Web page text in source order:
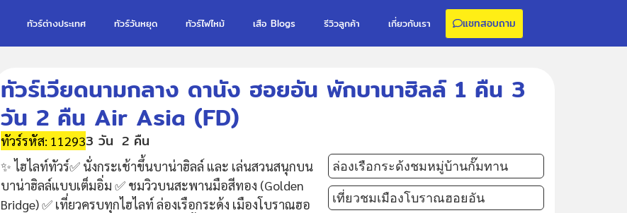
ทัวร์ต่างประเทศ ทัวร์วันหยุด ทัวร์ไฟไหม้ เสือ Blogs รีวิวลูกค้า เกี่ยวกับเรา แชทสอบถาม
ทัวร์เวียดนามกลาง ดานัง ฮอยอัน พักบานาฮิลล์ 1 คืน 3
วัน 2 คืน Air Asia (FD)
ทัวร์รหัส: 112933 วัน 2 คืน
✨ ไฮไลท์ทัวร์✅ นั่งกระเช้าขึ้นบาน่าฮิลล์ และ เล่นสวนสนุกบน
บาน่าฮิลล์แบบเต็มอิ่ม ✅ ชมวิวบนสะพานมือสีทอง (Golden
Bridge) ✅ เที่ยวครบทุกไฮไลท์ ล่องเรือกระด้ง เมืองโบราณฮอ
ล่องเรือกระด้งชมหมู่บ้านกั๊มทาน
เที่ยวชมเมืองโบราณฮอยอัน